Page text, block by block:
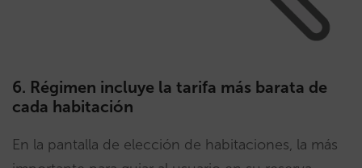
6. Régimen incluye la tarifa más barata de
cada habitación
En la pantalla de elección de habitaciones, la más